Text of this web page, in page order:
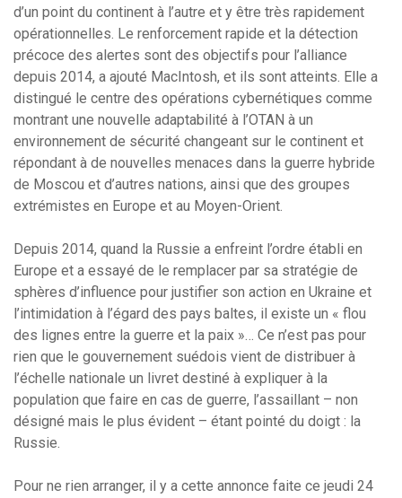
d’un point du continent à l’autre et y être très rapidement
opérationnelles. Le renforcement rapide et la détection
précoce des alertes sont des objectifs pour l’alliance
depuis 2014, a ajouté MacIntosh, et ils sont atteints. Elle a
distingué le centre des opérations cybernétiques comme
montrant une nouvelle adaptabilité à l’OTAN à un
environnement de sécurité changeant sur le continent et
répondant à de nouvelles menaces dans la guerre hybride
de Moscou et d’autres nations, ainsi que des groupes
extrémistes en Europe et au Moyen-Orient.
Depuis 2014, quand la Russie a enfreint l’ordre établi en
Europe et a essayé de le remplacer par sa stratégie de
sphères d’influence pour justifier son action en Ukraine et
l’intimidation à l’égard des pays baltes, il existe un « flou
des lignes entre la guerre et la paix »… Ce n’est pas pour
rien que le gouvernement suédois vient de distribuer à
l’échelle nationale un livret destiné à expliquer à la
population que faire en cas de guerre, l’assaillant – non
désigné mais le plus évident – étant pointé du doigt : la
Russie.
Pour ne rien arranger, il y a cette annonce faite ce jeudi 24